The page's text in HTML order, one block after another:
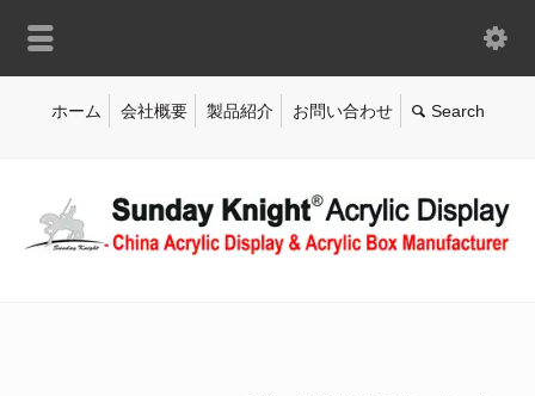
ホーム 会社概要 製品紹介 お問い合わせ